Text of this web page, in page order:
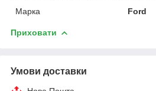
Марка
Ford
Приховати
Умови доставки